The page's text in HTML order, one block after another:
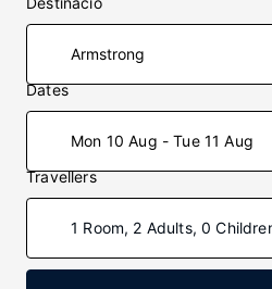
Dates
Mon 10 Aug - Tue 11 Aug
Travellers
1 Room, 2 Adults, 0